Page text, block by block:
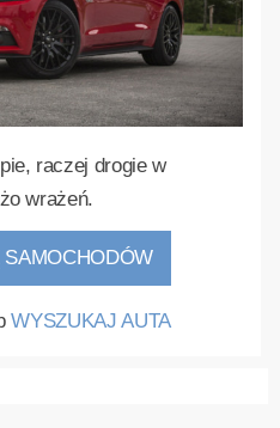
raczej drogie w
wrażeń.
WYSZUKAJ AUTA